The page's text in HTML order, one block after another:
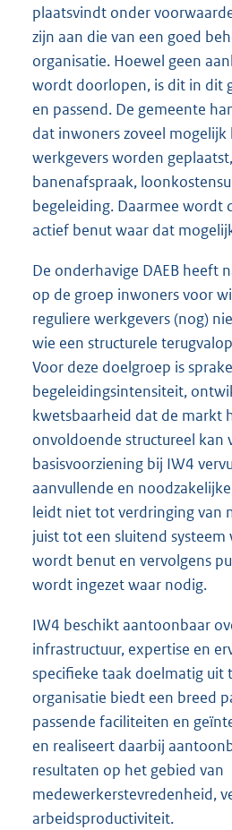
plaatsvindt onder
zijn aan die van een goed
organisatie. Hoewel geen
wordt doorlopen, is dit in dit
en passend. De gemeente
dat inwoners zoveel mogelijk
werkgevers worden
banenafspraak,
begeleiding. Daarmee wordt
actief benut waar dat
De onderhavige DAEB heeft
op de groep inwoners voor
reguliere werkgevers (nog)
wie een structurele
Voor deze doelgroep is
begeleidingsintensiteit,
kwetsbaarheid dat de markt
onvoldoende structureel kan
basisvoorziening bij IW4
aanvullende en
leidt niet tot verdringing van
juist tot een sluitend
wordt benut en vervolgens
wordt ingezet waar nodig.
IW4 beschikt aantoonbaar
infrastructuur, expertise en
specifieke taak doelmatig uit
organisatie biedt een breed
passende faciliteiten en
en realiseert daarbij
resultaten op het gebied van
medewerkerstevredenheid,
arbeidsproductiviteit.